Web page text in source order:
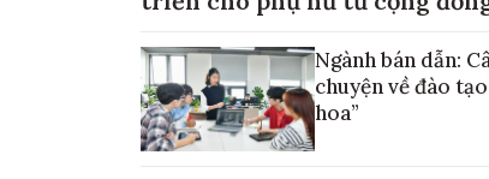
Ngành bán dẫn:
chuyện về đào
hoa”